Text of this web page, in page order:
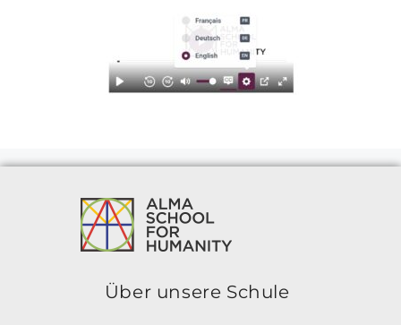
Über unsere Schule